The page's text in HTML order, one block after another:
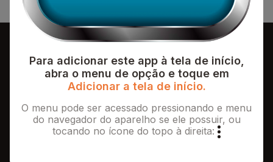
Para adicionar este app à tela de início,
abra o menu de opção e toque em
Adicionar a tela de início.
O menu pode ser acessado pressionando e menu
do navegador do aparelho se ele possuir, ou
tocando no ícone do topo à direita: